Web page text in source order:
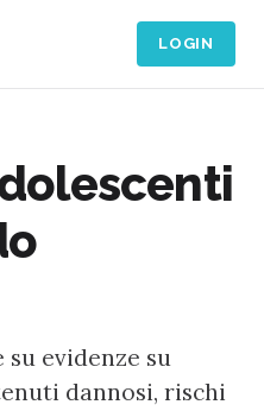
LOGIN
su evidenze su
dannosi, rischi